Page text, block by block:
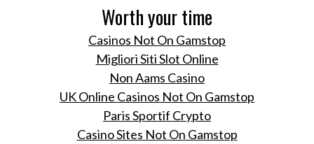
LV Montaigne is the new
Things we learned from
our mother renewed -
Estée Lauder Advanced
Worth your time
Casinos Not On Gamstop
Migliori Siti Slot Online
Non Aams Casino
UK Online Casinos Not On Gamstop
Paris Sportif Crypto
Casino Sites Not On Gamstop